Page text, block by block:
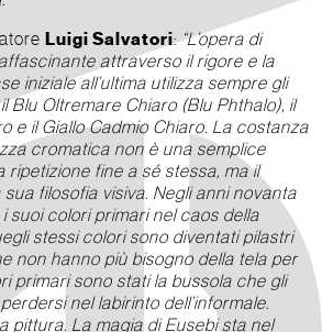
Luigi Salvatori:“L’opera di
attraverso il rigore e la
iniziale all’ultima utilizza sempre gli
Blu Oltremare Chiaro (Blu Phthalo), il
e il Giallo Cadmio Chiaro. La costanza
cromatica non è una semplice
ripetizione fine a sé stessa, ma il
filosofia visiva. Negli anni novanta
suoi colori primari nel caos della
stessi colori sono diventati pilastri
non hanno più bisogno della tela per
primari sono stati la bussola che gli
nel labirinto dell’informale.
pittura. La magia di Eusebi sta nel